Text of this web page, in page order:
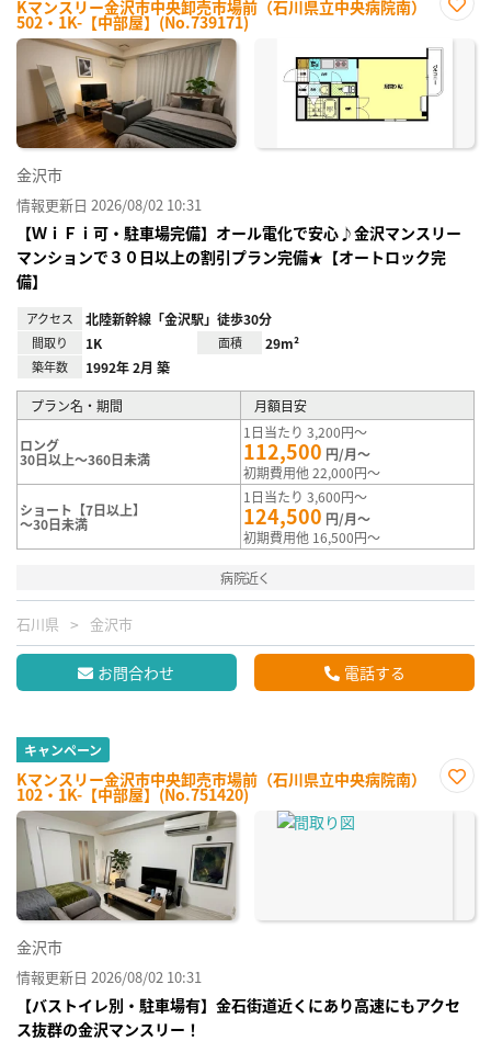
Kマンスリー金沢市中央卸売市場前（石川県立中央病院南）
502・1K-【中部屋】(No.739171)
に入
金沢市
情報更新日 2026/08/02 10:31
【ＷｉＦｉ可・駐車場完備】オール電化で安心♪金沢マンスリー
マンションで３０日以上の割引プラン完備★【オートロック完
備】
アクセス 北陸新幹線「金沢駅」徒歩30分
間取り 1K 面積 29m²
築年数 1992年 2月 築
プラン名・期間 月額目安
ロング
30日以上～360日未満
1日当たり 3,200円～
112,500 円/月～
初期費用他 22,000円～
ショート【7日以上】
～30日未満
1日当たり 3,600円～
124,500 円/月～
初期費用他 16,500円～
病院近く
石川県 金沢市
お問合わせ 電話する
キャンペーン
Kマンスリー金沢市中央卸売市場前（石川県立中央病院南）
102・1K-【中部屋】(No.751420)
に入
金沢市
情報更新日 2026/08/02 10:31
【バストイレ別・駐車場有】金石街道近くにあり高速にもアクセ
ス抜群の金沢マンスリー！